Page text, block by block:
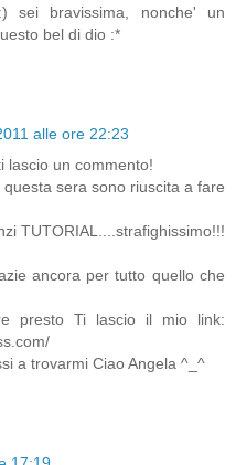
sei bravissima, nonche' un
bel di dio :*
alle ore 22:23
lascio un commento!
sera sono riuscita a fare
TUTORIAL....strafighissimo!!!
ancora per tutto quello che
presto Ti lascio il mio link:
a trovarmi Ciao Angela ^_^